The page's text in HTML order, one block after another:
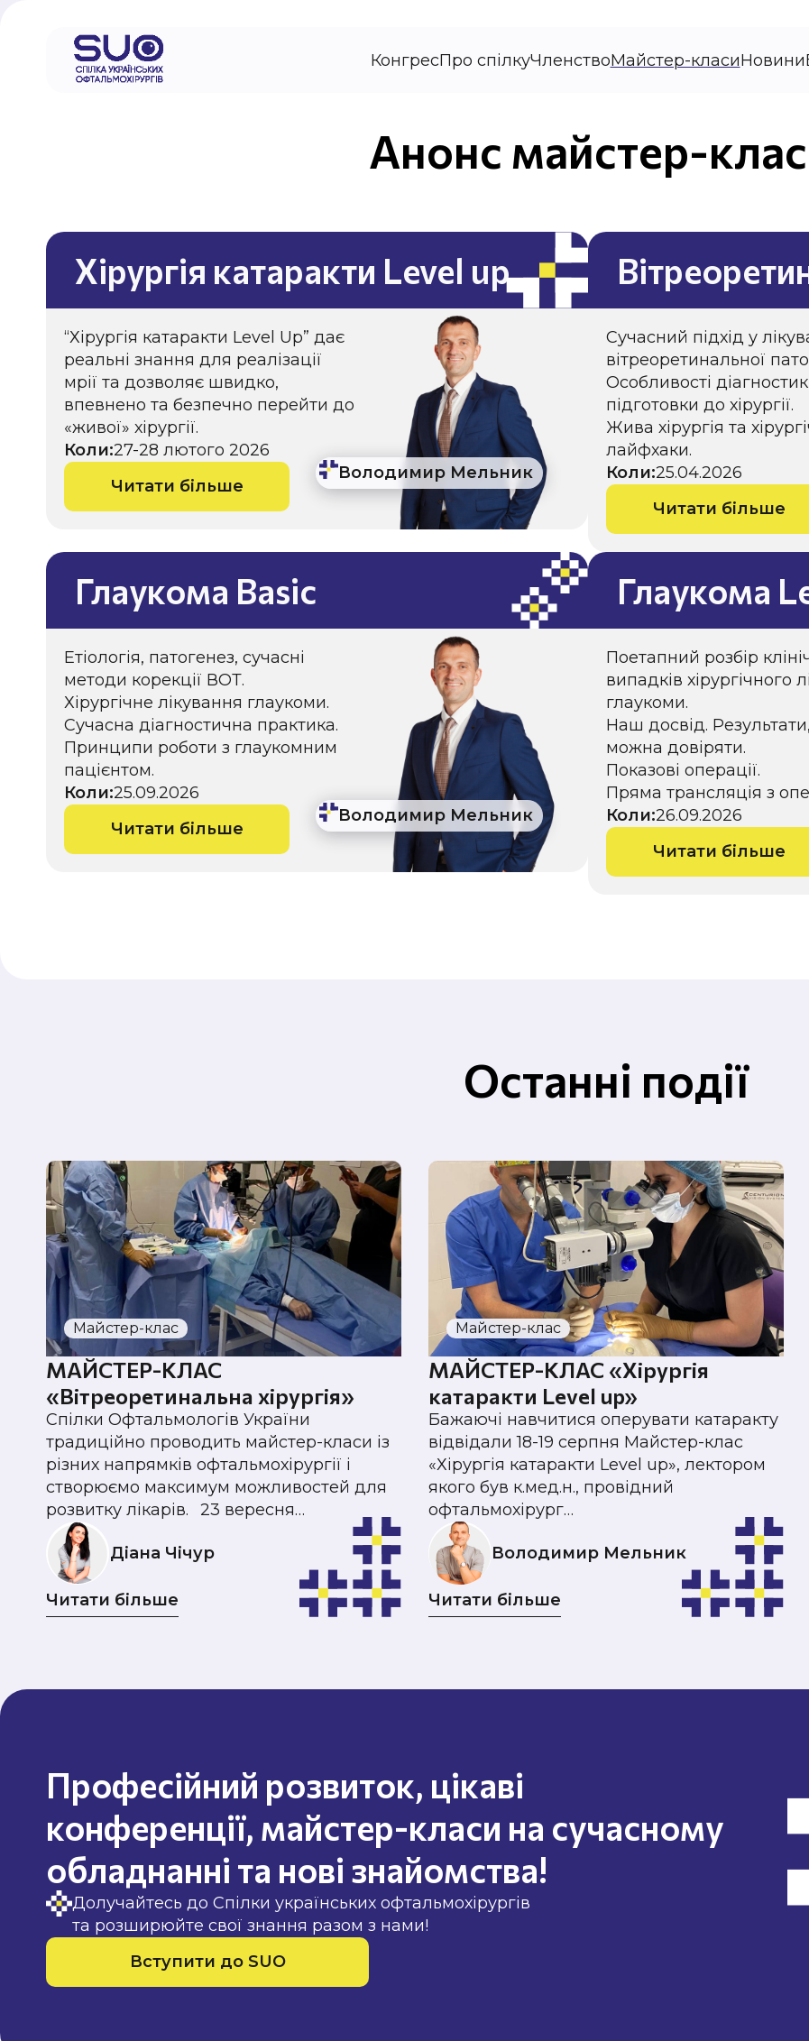
КонгресПро спілкуЧленствоМайстер-класиНовини
Анонс майстер-
Хірургія катаракти Level up
Володимир Мельник
“Хірургія катаракти Level Up” дає
реальні знання для реалізації
мрії та дозволяє швидко,
впевнено та безпечно перейти до
«живої» хірургії.
Коли:27-28 лютого 2026
Читати більше
Сучасний підхід у
вітреоретинальної
Особливості
підготовки до хірургії.
Жива хірургія та
лайфхаки.
Коли:25.04.2026
Читати більше
Глаукома Basic
Володимир Мельник
Етіологія, патогенез, сучасні
методи корекції ВОТ.
Хірургічне лікування глаукоми.
Сучасна діагностична практика.
Принципи роботи з глаукомним
пацієнтом.
Коли:25.09.2026
Читати більше
Глаукома
Поетапний розбір
випадків хірургічного
глаукоми.
Наш досвід.
можна довіряти.
Показові операції.
Пряма трансляція з
Коли:26.09.2026
Читати більше
Останні події
Майстер-клас
МАЙСТЕР-КЛАС
«Вітреоретинальна хірургія»
Спілки Офтальмологів України
традиційно проводить майстер-класи із
різних напрямків офтальмохірургії і
створюємо максимум можливостей для
розвитку лікарів.⠀23 вересня…
Діана Чічур
Читати більше
Майстер-клас
МАЙСТЕР-КЛАС «Хірургія
катаракти Level up»
Бажаючі навчитися оперувати катаракту
відвідали 18-19 серпня Майстер-клас
«Хірургія катаракти Level up», лектором
якого був к.мед.н., провідний
офтальмохірург…
Володимир Мельник
Читати більше
Професійний розвиток, цікаві
конференції, майстер-класи на сучасному
обладнанні та нові знайомства!
Долучайтесь до Спілки українських офтальмохірургів
та розширюйте свої знання разом з нами!
Вступити до SUO